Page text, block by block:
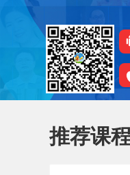
推荐课程